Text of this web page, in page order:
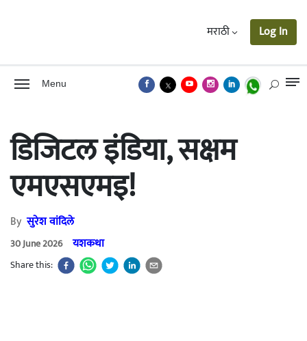
मराठी Log In
Menu
डिजिटल इंडिया, सक्षम
एमएसएमइ!
Byसुरेश वांदिले
30 June 2026 यशकथा
Share this: